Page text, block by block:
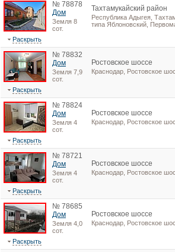
№ 78878
Дом
Земля 8
сот.
Тахтамукайский район
Республика Адыгея,
типа Яблоновский,
Раскрыть
№ 78832
Дом
Земля 7,9
сот.
Ростовское шоссе
Краснодар, Ростовское
Раскрыть
№ 78824
Дом
Земля 4
сот.
Ростовское шоссе
Краснодар, Ростовское
Раскрыть
№ 78721
Дом
Земля 4
сот.
Ростовское шоссе
Краснодар, Ростовское
Раскрыть
№ 78685
Дом
Земля 4,0
сот.
Ростовское шоссе
Краснодар, Ростовское
Раскрыть